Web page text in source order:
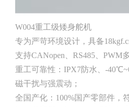
W004重工级矮身舵机
专为严苛环境设计，具备
支持CANopen、RS485、PWM
重工可靠性：IPX7防水、-
磁干扰与强震动；
全国产化：100%国产零部件，